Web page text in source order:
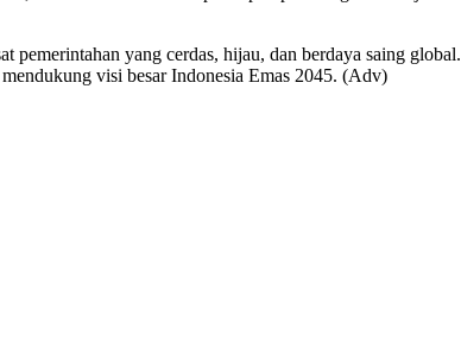
yang cerdas, hijau, dan berdaya saing
visi besar Indonesia Emas 2045. (Adv)